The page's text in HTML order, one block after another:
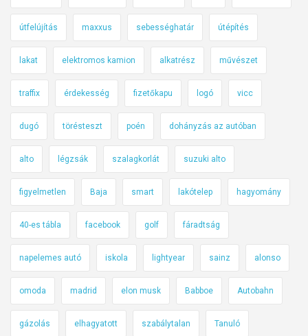
útfelújítás maxxus sebességhatár útépítés
lakat elektromos kamion alkatrész művészet
traffix érdekesség fizetőkapu logó vicc
dugó törésteszt poén dohányzás az autóban
alto légzsák szalagkorlát suzuki alto
figyelmetlen Baja smart lakótelep hagyomány
40-es tábla facebook golf fáradtság
napelemes autó iskola lightyear sainz alonso
omoda madrid elon musk Babboe Autobahn
gázolás elhagyatott szabálytalan Tanuló